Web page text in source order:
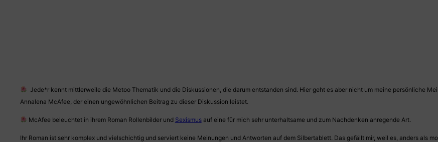
Jede*r kennt mittlerweile die Metoo Thematik und die Diskussionen, die darum entstanden sind. Hier geht es aber nicht um meine persönliche
Annalena McAfee, der einen ungewöhnlichen Beitrag zu dieser Diskussion leistet.
McAfee beleuchtet in ihrem Roman Rollenbilder und Sexismusauf eine für mich sehr unterhaltsame und zum Nachdenken anregende Art.
Ihr Roman ist sehr komplex und vielschichtig und serviert keine Meinungen und Antworten auf dem Silbertablett. Das gefällt mir, weil es, anders als